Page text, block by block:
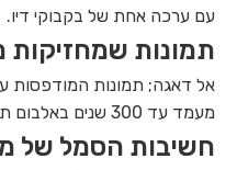
עם ערכה אחת של בקבוקי דיו.
תמונות שמחזיקות
מעמד עד 300 שנים באלבום תמונות
חשיבות הסמל של